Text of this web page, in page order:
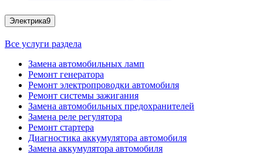
Электрика9
Все услуги раздела
Замена автомобильных ламп
Ремонт генератора
Ремонт электропроводки автомобиля
Ремонт системы зажигания
Замена автомобильных предохранителей
Замена реле регулятора
Ремонт стартера
Диагностика аккумулятора автомобиля
Замена аккумулятора автомобиля